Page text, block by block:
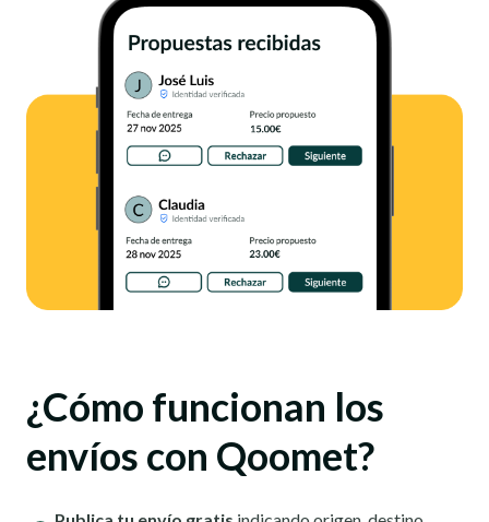
¿Cómo funcionan los
envíos con Qoomet?